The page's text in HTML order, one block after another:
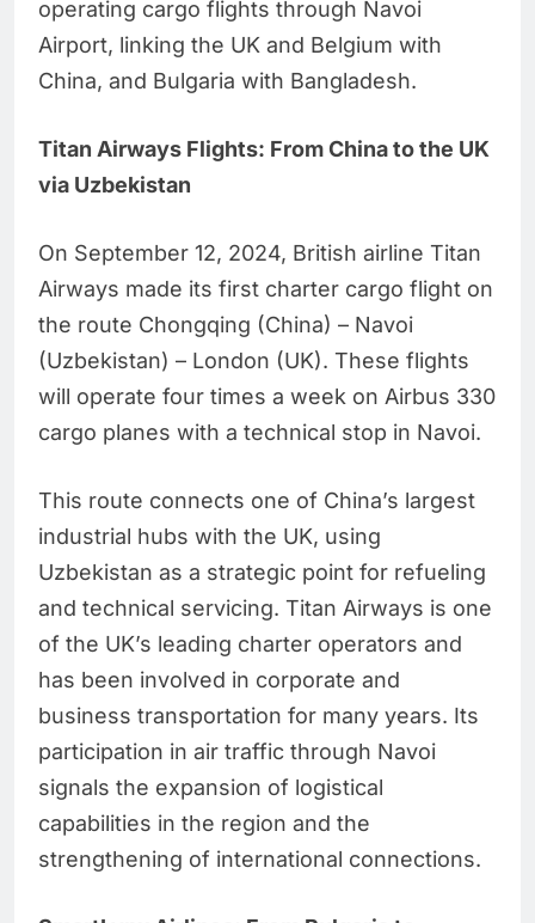
operating cargo flights through Navoi
Airport, linking the UK and Belgium with
China, and Bulgaria with Bangladesh.
Titan Airways Flights: From China to the UK
via Uzbekistan
On September 12, 2024, British airline Titan
Airways made its first charter cargo flight on
the route Chongqing (China) – Navoi
(Uzbekistan) – London (UK). These flights
will operate four times a week on Airbus 330
cargo planes with a technical stop in Navoi.
This route connects one of China’s largest
industrial hubs with the UK, using
Uzbekistan as a strategic point for refueling
and technical servicing. Titan Airways is one
of the UK’s leading charter operators and
has been involved in corporate and
business transportation for many years. Its
participation in air traffic through Navoi
signals the expansion of logistical
capabilities in the region and the
strengthening of international connections.